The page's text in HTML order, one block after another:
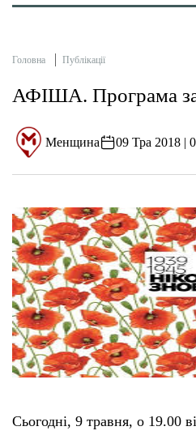
Головна Публікації
АФІША. Програма
Менщина 09 Тра 2018 |
Сьогодні, 9 травня, о 19.00